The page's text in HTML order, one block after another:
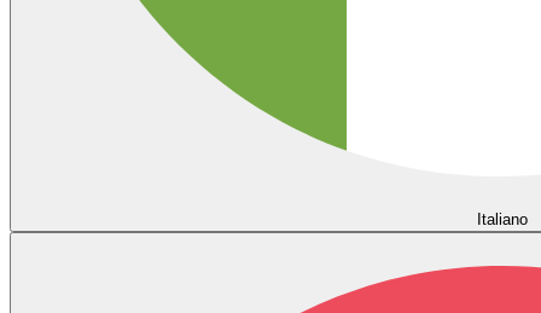
Italiano